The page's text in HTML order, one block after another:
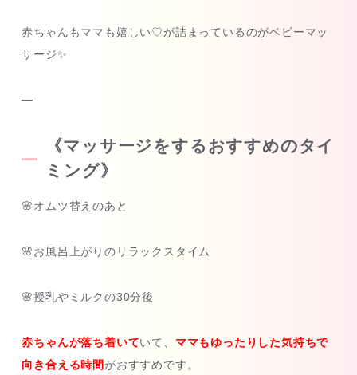
赤ちゃんもママも嬉しい♡が詰まっているのがベビーマッ
サージ✨️
—
《マッサージをするおすすめのタイ
ミング》
🌸オムツ替えのあと
🌸お風呂上がりのリラックスタイム
🌸授乳やミルクの30分後
赤ちゃんが落ち着いていて、 ママもゆったりした気持ちで
向き合える時間がおすすめです。